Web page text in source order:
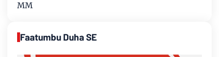
MM
Faatumbu Duha SE